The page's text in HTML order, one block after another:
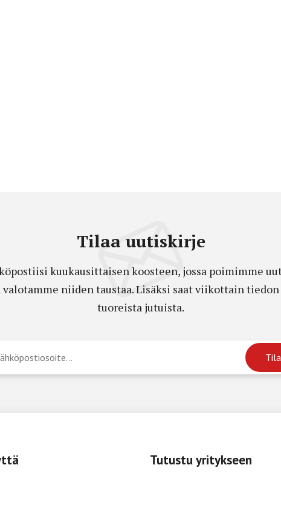
Tilaa uutiskirje
kuukausittaisen koosteen, jossa poimimme
niiden taustaa. Lisäksi saat viikottain
tuoreista jutuista.
Tutustu yritykseen